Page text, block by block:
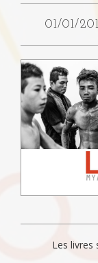
01/01/
Les livres